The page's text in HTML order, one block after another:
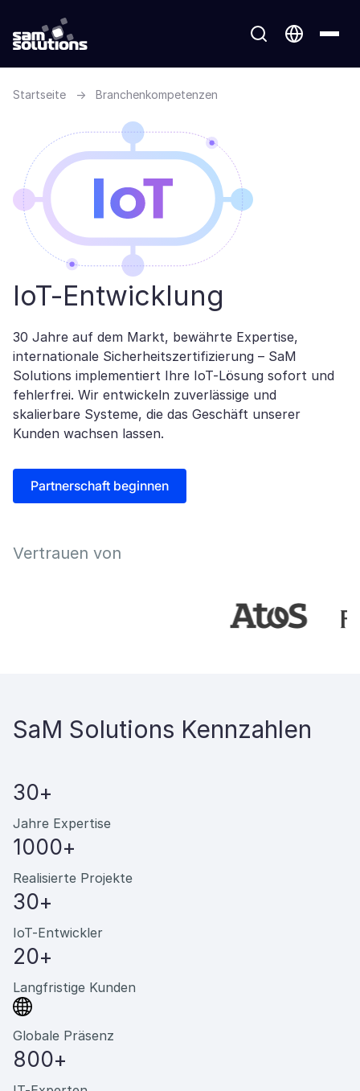
Startseite → Branchenkompetenzen
IoT-Entwicklung
30 Jahre auf dem Markt, bewährte Expertise,
internationale Sicherheitszertifizierung – SaM
Solutions implementiert Ihre IoT-Lösung sofort und
fehlerfrei. Wir entwickeln zuverlässige und
skalierbare Systeme, die das Geschäft unserer
Kunden wachsen lassen.
Partnerschaft beginnen
Vertrauen von
SaM Solutions Kennzahlen
30+
Jahre Expertise
1000+
Realisierte Projekte
30+
IoT-Entwickler
20+
Langfristige Kunden
Globale Präsenz
800+